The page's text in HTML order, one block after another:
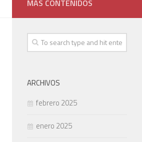
ARCHIVOS
febrero 2025
enero 2025